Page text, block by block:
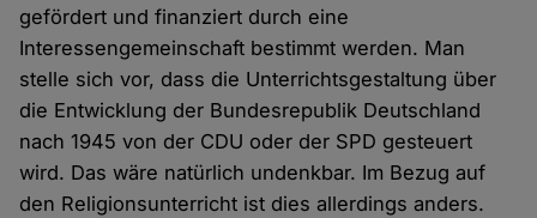
gefördert und finanziert durch eine
Interessengemeinschaft bestimmt werden. Man
stelle sich vor, dass die Unterrichtsgestaltung über
die Entwicklung der Bundesrepublik Deutschland
nach 1945 von der CDU oder der SPD gesteuert
wird. Das wäre natürlich undenkbar. Im Bezug auf
den Religionsunterricht ist dies allerdings anders.